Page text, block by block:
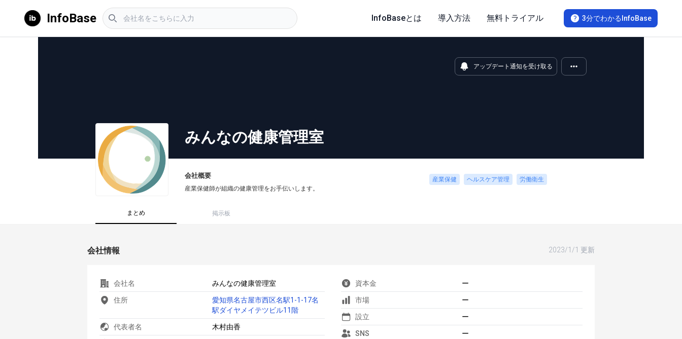
InfoBase 3分でわかるInfoBase
InfoBaseとは 導入方法 無料トライアル
アップデート通知を受け取る
みんなの健康管理室
会社概要
産業保健師が組織の健康管理をお手伝いします。
産業保健 ヘルスケア管理 労働衛生
まとめ 掲示板
会社情報 2023/1/1 更新
会社名 みんなの健康管理室
住所
愛知県名古屋市西区名駅1-1-17名
駅ダイヤメイテツビル11階
代表者名 木村由香
資本金 ー
市場 ー
設立 ー
SNS ー